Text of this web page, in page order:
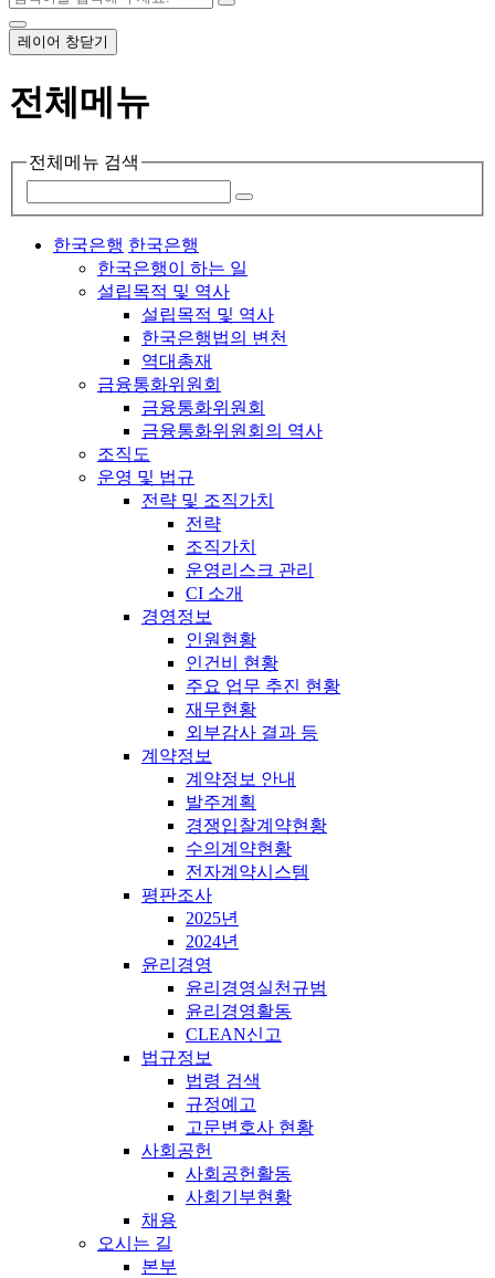
레이어 창닫기
전체메뉴
전체메뉴 검색
한국은행 한국은행
한국은행이 하는 일
설립목적 및 역사
설립목적 및 역사
한국은행법의 변천
역대총재
금융통화위원회
금융통화위원회
금융통화위원회의 역사
조직도
운영 및 법규
전략 및 조직가치
전략
조직가치
운영리스크 관리
CI 소개
경영정보
인원현황
인건비 현황
주요 업무 추진 현황
재무현황
외부감사 결과 등
계약정보
계약정보 안내
발주계획
경쟁입찰계약현황
수의계약현황
전자계약시스템
평판조사
2025년
2024년
윤리경영
윤리경영실천규범
윤리경영활동
CLEAN신고
법규정보
법령 검색
규정예고
고문변호사 현황
사회공헌
사회공헌활동
사회기부현황
채용
오시는 길
본부